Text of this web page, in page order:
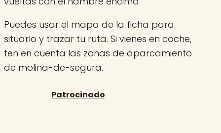
Puedes usar el mapa de la ficha para
situarlo y trazar tu ruta. Si vienes en coche,
ten en cuenta las zonas de aparcamiento
de molina-de-segura.